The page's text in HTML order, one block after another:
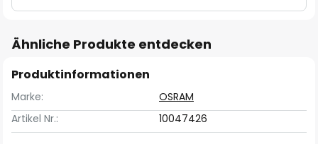
Ähnliche Produkte entdecken
Produktinformationen
Marke:
OSRAM
Artikel Nr.:
10047426